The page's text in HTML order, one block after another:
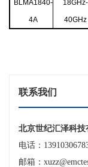
BLMA1840-
4A
18GHz-
40GHz
联系我们
北京世纪汇泽科技
电话：
邮箱：